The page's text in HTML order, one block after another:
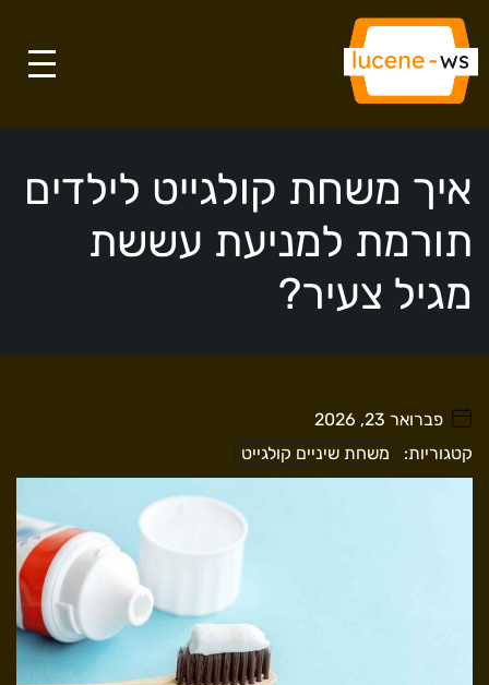
איך משחת קולגייט לילדים
תורמת למניעת עששת
מגיל צעיר?
. . . . .פברואר 23, 2026
קטגוריות:
משחת שיניים קולגייט